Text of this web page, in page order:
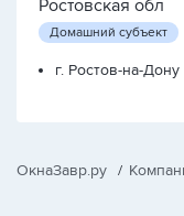
Ростовская обл
Домашний субъект
г. Ростов-на-Дону
ОкнаЗавр.ру /